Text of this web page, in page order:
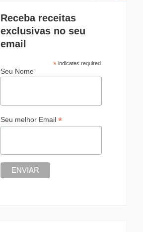
Receba receitas
exclusivas no seu
email
*indicates required
Seu Nome
Seu melhor Email *